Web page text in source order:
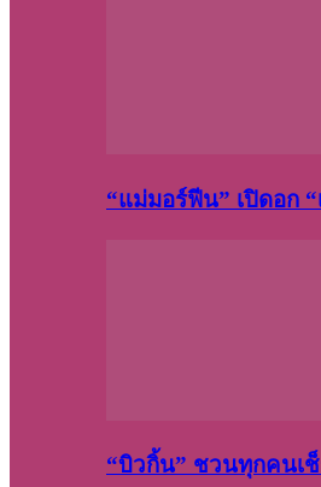
“แม่มอร์ฟีน” เปิดอก
“บิวกิ้น” ชวนทุกคนเ